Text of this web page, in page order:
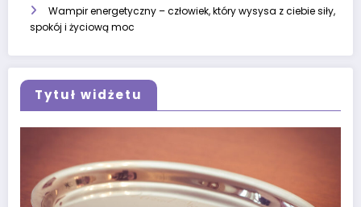
Wampir energetyczny – człowiek, który wysysa z ciebie siły,
spokój i życiową moc
Tytuł widżetu